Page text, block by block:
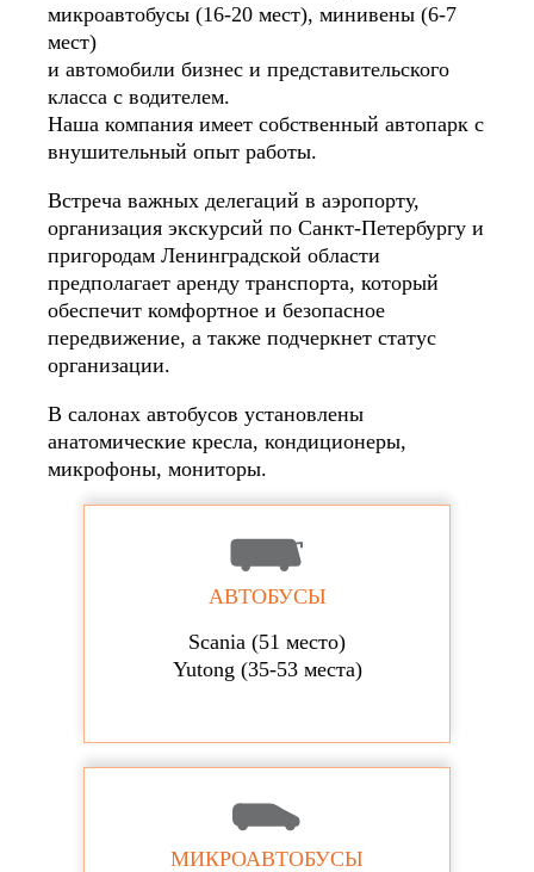
микроавтобусы (16-20 мест), минивены (6-7
мест)
и автомобили бизнес и представительского
класса с водителем.
Наша компания имеет собственный автопарк с
внушительный опыт работы.
Встреча важных делегаций в аэропорту,
организация экскурсий по Санкт-Петербургу и
пригородам Ленинградской области
предполагает аренду транспорта, который
обеспечит комфортное и безопасное
передвижение, а также подчеркнет статус
организации.
В салонах автобусов установлены
анатомические кресла, кондиционеры,
микрофоны, мониторы.
АВТОБУСЫ
Scania (51 место)
Yutong (35-53 места)
МИКРОАВТОБУСЫ